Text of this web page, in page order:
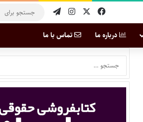
درباره ما تماس با ما